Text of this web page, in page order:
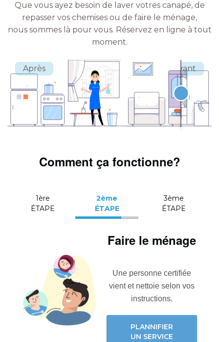
Que vous ayez besoin de laver votres canapé, de
repasser vos chemises ou de faire le ménage,
nous sommes là pour vous. Réservez en ligne à tout
moment.
Comment ça fonctionne?
1ère
ÉTAPE
2ème
ÉTAPE
3ème
ÉTAPE
Faire le ménage
Une personne certifiée
vient et nettoie selon vos
instructions.
PLANNIFIER
UN SERVICE